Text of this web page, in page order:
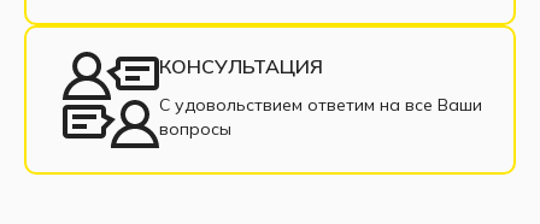
Угловые диваны в рассрочку
Недорогие угловые диваны
Угловые диваны с подлокотниками
Угловой диван со спальным местом
КОНСУЛЬТАЦИЯ
С удовольствием ответим на все Ваши
вопросы